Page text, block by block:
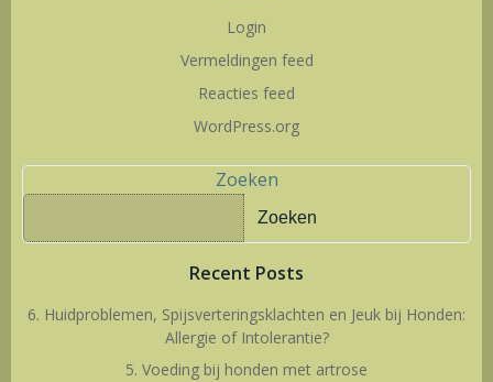
Login
Vermeldingen feed
Reacties feed
WordPress.org
Zoeken
Zoeken
Recent Posts
6. Huidproblemen, Spijsverteringsklachten en Jeuk bij Honden:
Allergie of Intolerantie?
5. Voeding bij honden met artrose